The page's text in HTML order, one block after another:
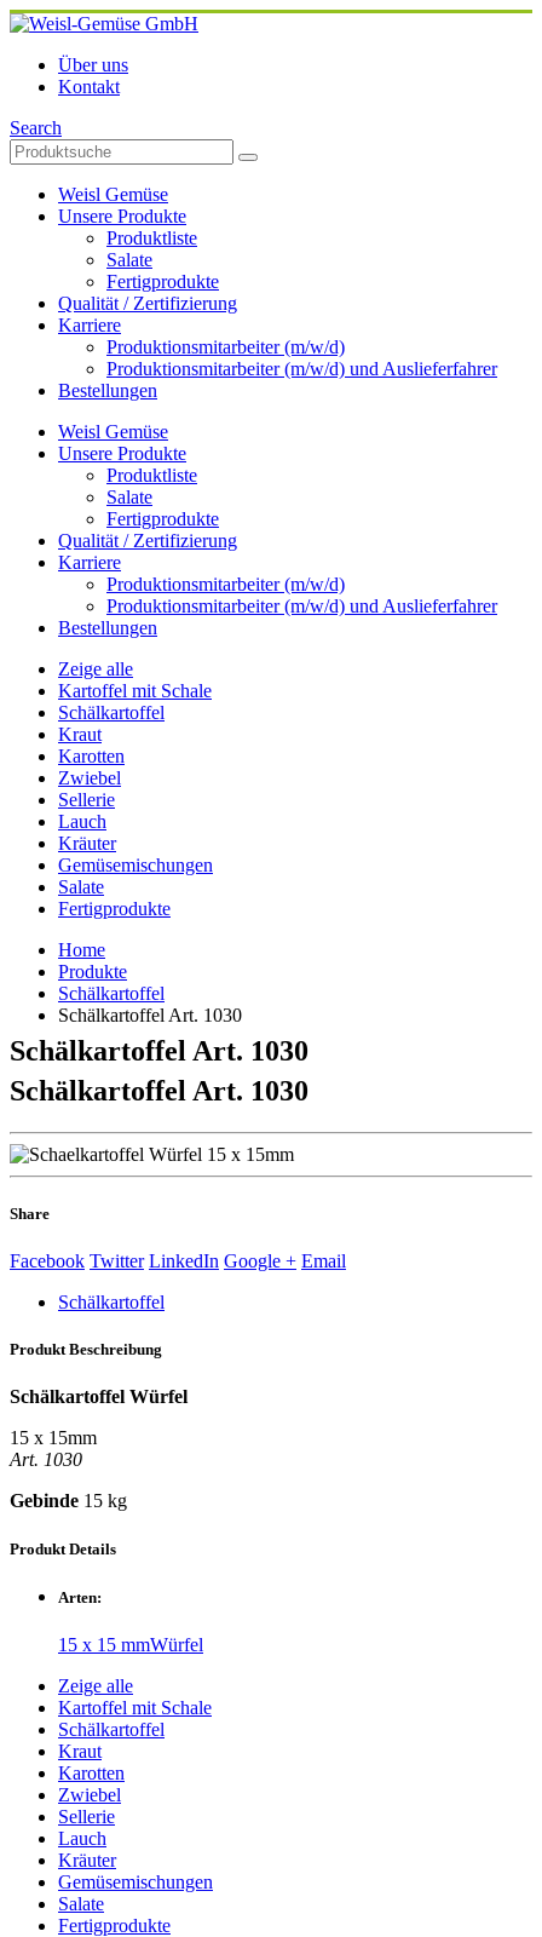
Über uns
Kontakt
Search
Weisl Gemüse
Unsere Produkte
Produktliste
Salate
Fertigprodukte
Qualität / Zertifizierung
Karriere
Produktionsmitarbeiter (m/w/d)
Produktionsmitarbeiter (m/w/d) und Auslieferfahrer
Bestellungen
Weisl Gemüse
Unsere Produkte
Produktliste
Salate
Fertigprodukte
Qualität / Zertifizierung
Karriere
Produktionsmitarbeiter (m/w/d)
Produktionsmitarbeiter (m/w/d) und Auslieferfahrer
Bestellungen
Zeige alle
Kartoffel mit Schale
Schälkartoffel
Kraut
Karotten
Zwiebel
Sellerie
Lauch
Kräuter
Gemüsemischungen
Salate
Fertigprodukte
Home
Produkte
Schälkartoffel
Schälkartoffel Art. 1030
Schälkartoffel Art. 1030
Schälkartoffel Art. 1030
Share
Facebook Twitter LinkedIn Google + Email
Schälkartoffel
ProduktBeschreibung
Schälkartoffel Würfel
15 x 15mm
Art. 1030
Gebinde 15 kg
Produkt Details
Arten:
15 x 15 mmWürfel
Zeige alle
Kartoffel mit Schale
Schälkartoffel
Kraut
Karotten
Zwiebel
Sellerie
Lauch
Kräuter
Gemüsemischungen
Salate
Fertigprodukte